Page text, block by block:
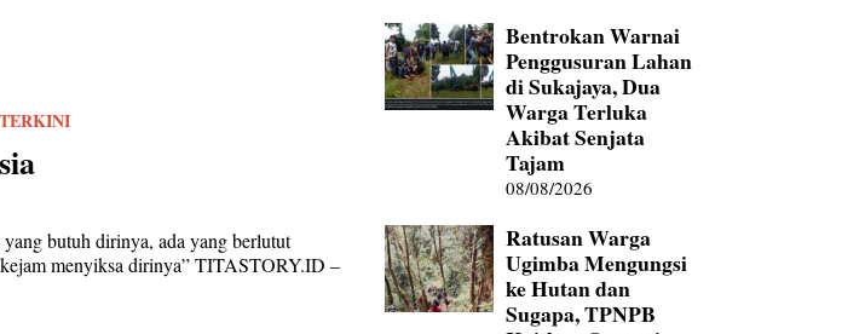
TERKINI
butuh dirinya, ada yang berlutut
menyiksa dirinya” TITASTORY.ID –
Bentrokan Warnai
Penggusuran Lahan
di Sukajaya, Dua
Warga Terluka
Akibat Senjata
Tajam
08/08/2026
Ratusan Warga
Ugimba Mengungsi
ke Hutan dan
Sugapa, TPNPB